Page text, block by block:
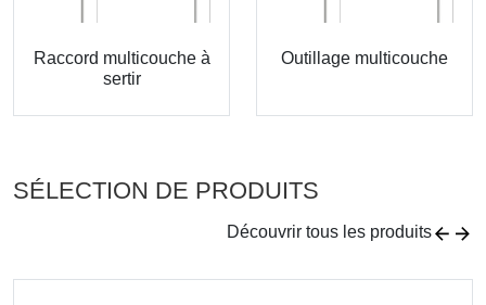
Raccord multicouche à
sertir
Outillage multicouche
SÉLECTION DE PRODUITS
Découvrir tous les produits